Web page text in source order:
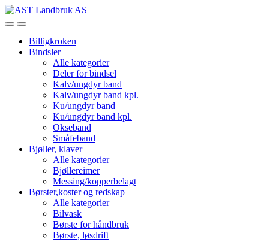
Skip
to
Skip
to
OpenClose
Billigkroken
Bindsler
Alle kategorier
Deler for bindsel
Kalv/ungdyr band
Kalv/ungdyr band kpl.
Ku/ungdyr band
Ku/ungdyr band kpl.
Okseband
Småfeband
Bjøller, klaver
Alle kategorier
Bjøllereimer
Messing/kopperbelagt
Børster,koster og redskap
Alle kategorier
Bilvask
Børste for håndbruk
Børste, løsdrift